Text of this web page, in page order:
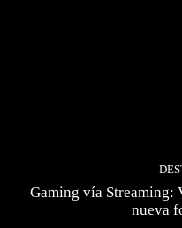
Gaming vía Streaming:
nueva